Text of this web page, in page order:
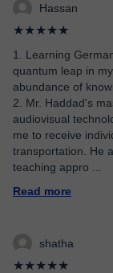
Hassan
★★★★★
1. Learning
quantum leap in
abundance of
2. Mr. Haddad's
audiovisual
me to receive
transportation. He
teaching appro
Read more
shatha
★★★★★